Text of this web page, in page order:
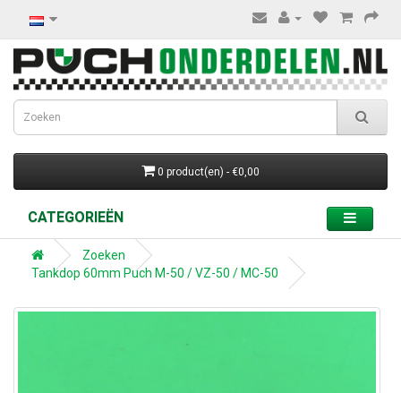
0 product(en) - €0,00
CATEGORIEËN
Zoeken
Tankdop 60mm Puch M-50 / VZ-50 / MC-50